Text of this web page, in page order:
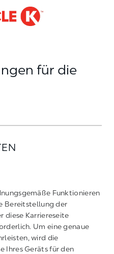
für die
Funktionieren
Bereitstellung der
diese Karriereseite
Um eine genaue
wird die
Ihres Geräts für den